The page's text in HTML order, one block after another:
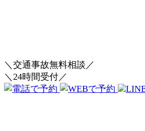
＼交通事故無料相談／
＼24時間受付／